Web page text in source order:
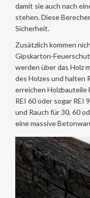
damit sie auch nach
stehen. Diese
Sicherheit.
Zusätzlich kommen
Gipskarton-
werden über das Holz
des Holzes und halten
erreichen Holzbauteile
REI 60 oder sogar REI
und Rauch für 30, 60
eine massive